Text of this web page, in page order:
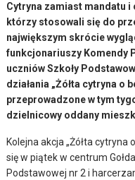
Cytryna zamiast mandatu
którzy stosowali się do
największym skrócie
funkcjonariuszy Komendy
uczniów Szkoły
działania „Żółta cytryna o
przeprowadzone w tym
dzielnicowy oddany
Kolejna akcja „Żółta
się w piątek w centrum
Podstawowej nr 2 i